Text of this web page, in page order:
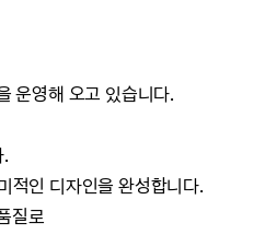
운영해 오고 있습니다.
적인 디자인을 완성합니다.
질로